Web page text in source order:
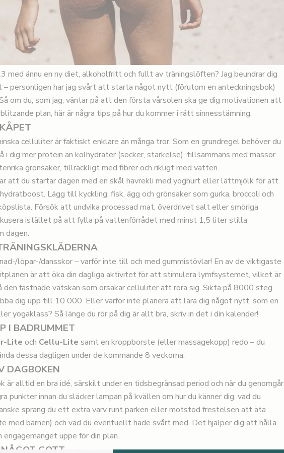
med ännu en ny diet, alkoholfritt och fullt av träningslöften? Jag beundrar dig
– personligen har jag svårt att starta något nytt (förutom en anteckningsbok)
om du, som jag, väntar på att den första vårsolen ska ge dig motivationen att
plan, här är några tips på hur du kommer i rätt sinnesstämning.
celluliter är faktiskt enklare än många tror. Som en grundregel behöver du
i dig mer protein än kolhydrater (socker, stärkelse), tillsammans med massor
grönsaker, tillräckligt med fibrer och rikligt med vatten.
att du startar dagen med en skål havrekli med yoghurt eller lättmjölk för att
Lägg till kyckling, fisk, ägg och grönsaker som gurka, broccoli och
Försök att undvika processad mat, överdrivet salt eller smöriga
istället på att fylla på vattenförrådet med minst 1,5 liter stilla
dagen.
löpar-/dansskor – varför inte till och med gummistövlar! En av de viktigaste
är att öka din dagliga aktivitet för att stimulera lymfsystemet, vilket är
fastnade vätskan som orsakar celluliter att röra sig. Sikta på 8000 steg
dig upp till 10 000. Eller varför inte planera att lära dig något nytt, som en
yogaklass? Så länge du rör på dig är allt bra, skriv in det i din kalender!
I BADRUMMET
Lite och Cellu-Lite samt en kroppborste (eller massagekopp) redo – du
dessa dagligen under de kommande 8 veckorna.
DAGBOKEN
är alltid en bra idé, särskilt under en tidsbegränsad period och när du genomgår
punkter innan du släcker lampan på kvällen om hur du känner dig, vad du
sprang du ett extra varv runt parken eller motstod frestelsen att äta
med barnen) och vad du eventuellt hade svårt med. Det hjälper dig att hålla
engagemanget uppe för din plan.
GOTT